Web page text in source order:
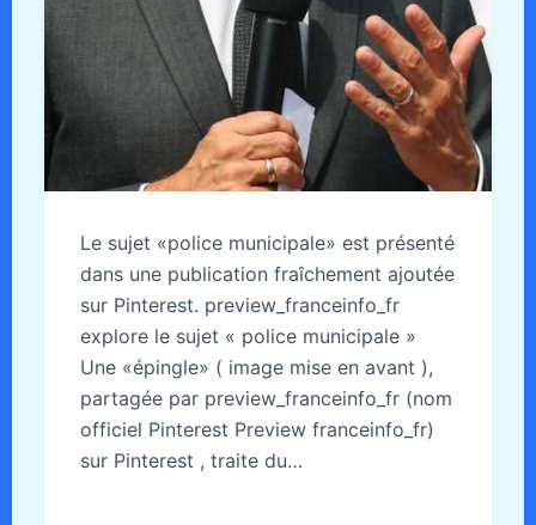
Le sujet «police municipale» est présenté
dans une publication fraîchement ajoutée
sur Pinterest. preview_franceinfo_fr
explore le sujet « police municipale »
Une «épingle» ( image mise en avant ),
partagée par preview_franceinfo_fr (nom
officiel Pinterest Preview franceinfo_fr)
sur Pinterest , traite du…